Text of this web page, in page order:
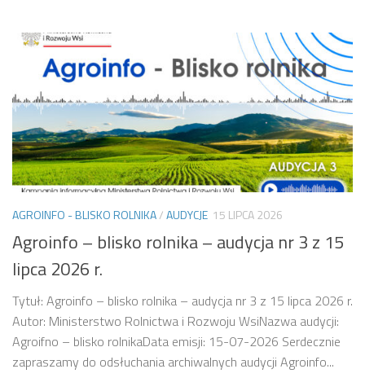
AGROINFO - BLISKO ROLNIKA/AUDYCJE 15 LIPCA 2026
Agroinfo – blisko rolnika – audycja nr 3 z 15
lipca 2026 r.
Tytuł: Agroinfo – blisko rolnika – audycja nr 3 z 15 lipca 2026 r.
Autor: Ministerstwo Rolnictwa i Rozwoju WsiNazwa audycji:
Agroifno – blisko rolnikaData emisji: 15-07-2026 Serdecznie
zapraszamy do odsłuchania archiwalnych audycji Agroinfo...